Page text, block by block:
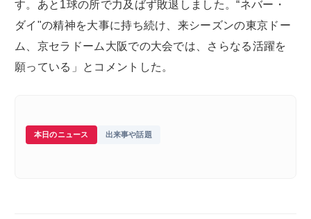
す。あと1球の所で力及ばず敗退しました。“ネバー・
ダイ"の精神を大事に持ち続け、来シーズンの東京ドー
ム、京セラドーム大阪での大会では、さらなる活躍を
願っている」とコメントした。
本日のニュース 出来事や話題